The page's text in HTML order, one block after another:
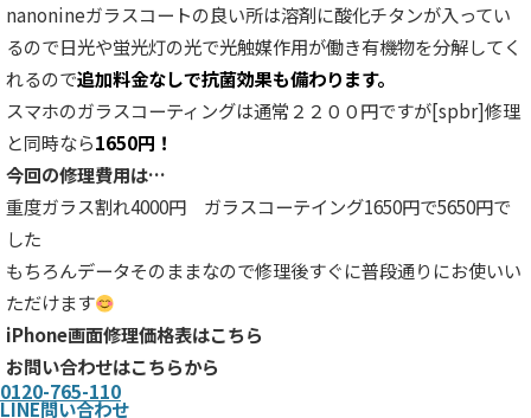
nanonineガラスコートの良い所は溶剤に酸化チタンが入ってい
るので日光や蛍光灯の光で光触媒作用が働き有機物を分解してく
れるので追加料金なしで抗菌効果も備わります。
スマホのガラスコーティングは通常２２００円ですが[spbr]修理
と同時なら1650円！
今回の修理費用は…
重度ガラス割れ4000円 ガラスコーテイング1650円で5650円で
した
もちろんデータそのままなので修理後すぐに普段通りにお使いい
ただけます
iPhone画面修理価格表はこちら
お問い合わせはこちらから
0120-765-110
LINE問い合わせ